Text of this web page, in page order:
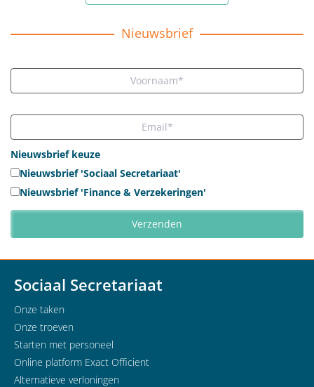
Nieuwsbrief
Nieuwsbrief keuze
Nieuwsbrief 'Sociaal Secretariaat'
Nieuwsbrief 'Finance & Verzekeringen'
Sociaal Secretariaat
Onze taken
Onze troeven
Starten met personeel
Online platform Exact Officient
Alternatieve verloningen